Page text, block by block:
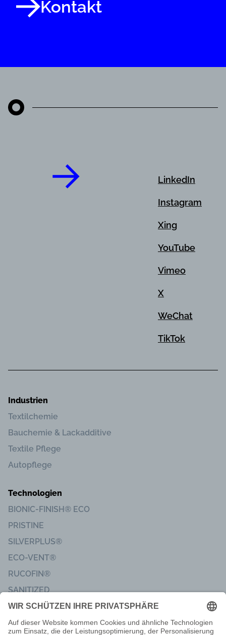
Kontakt
LinkedIn
Instagram
Xing
YouTube
Vimeo
X
WeChat
TikTok
Industrien
Textilchemie
Bauchemie & Lackadditive
Textile Pflege
Autopflege
Technologien
BIONIC-FINISH® ECO
PRISTINE
SILVERPLUS®
ECO-VENT®
RUCOFIN®
SANITIZED